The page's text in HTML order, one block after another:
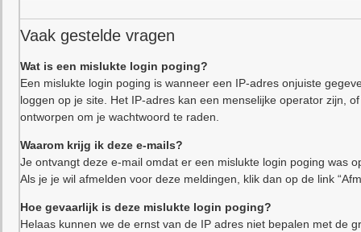
Vaak gestelde vragen
Wat is een mislukte login poging?
Een mislukte login poging is wanneer een IP-adres onjuiste
loggen op je site. Het IP-adres kan een menselijke operator zijn,
ontworpen om je wachtwoord te raden.
Waarom krijg ik deze e-mails?
Je ontvangt deze e-mail omdat er een mislukte login poging was
Als je je wil afmelden voor deze meldingen, klik dan op de link
Hoe gevaarlijk is deze mislukte login poging?
Helaas kunnen we de ernst van de IP adres niet bepalen met de